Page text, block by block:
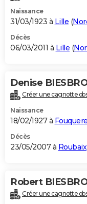
Naissance
31/03/1923 à Lille (
Décès
06/03/2011 à Lille (
Denise
Créer une cagnotte
Naissance
18/02/1927 à
Décès
23/05/2007 à Roubaix
Robert
Créer une cagnotte